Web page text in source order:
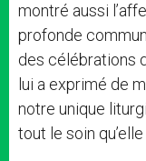
montré aussi
profonde
des célébrations
lui a exprimé de
notre unique
tout le soin